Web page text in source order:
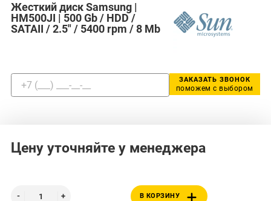
Жесткий диск Samsung |
HM500JI | 500 Gb / HDD /
SATAII / 2.5" / 5400 rpm / 8 Mb
ЗАКАЗАТЬ ЗВОНОК
поможем с выбором
Цену уточняйте у менеджера
В КОРЗИНУ